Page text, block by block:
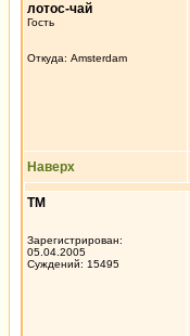
лотос-чай
Гость
Откуда: Amsterdam
Наверх
ТМ
Зарегистрирован:
05.04.2005
Суждений: 15495